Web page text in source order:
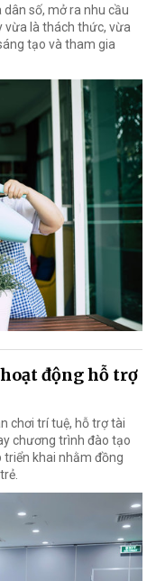
số, mở ra nhu cầu
vừa là thách thức, vừa
tạo và tham gia
động hỗ trợ
chơi trí tuệ, hỗ trợ tài
chương trình đào tạo
triển khai nhằm đồng